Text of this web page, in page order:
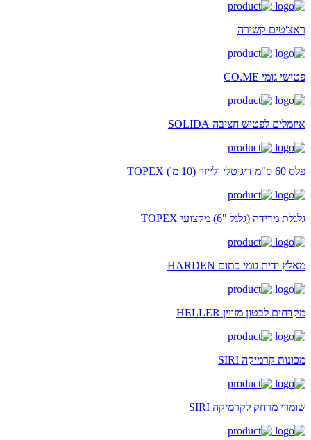
ראצ'טים קשירה
פטישי גומי CO.ME
איזמלים לפטיש חציבה SOLIDA
פלס 60 ס"מ דיגיטלי ולייזר (10 מ') TOPEX
גלגלת מדידה (גלגל "6) מקצועי TOPEX
מאלץ ידית גומי כתום HARDEN
מקדחים לבטון מזויין HELLER
מכונות קרמיקה SIRI
שומרי מרחק לקרמיקה SIRI